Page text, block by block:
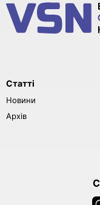
Статті
Новини
Архів